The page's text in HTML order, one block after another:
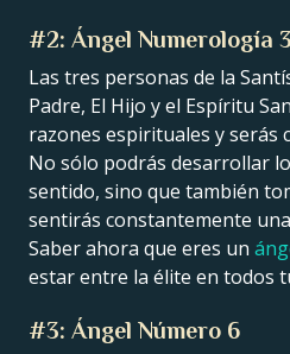
#2: Ángel Numerología 3
Las tres personas de la
Padre, El Hijo y el Espíritu
razones espirituales y serás
No sólo podrás desarrollar
sentido, sino que también
sentirás constantemente una
Saber ahora que eres un
estar entre la élite en todos
#3: Ángel Número 6